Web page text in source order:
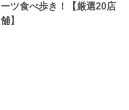
ーツ食べ歩き！【厳選20店
舗】